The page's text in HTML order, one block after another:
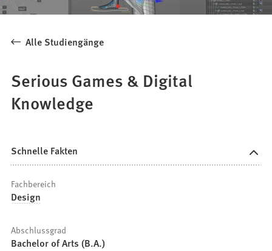
Alle Studiengänge
Serious Games & Digital
Knowledge
Schnelle Fakten
Fachbereich
Design
Abschlussgrad
Bachelor of Arts (B.A.)